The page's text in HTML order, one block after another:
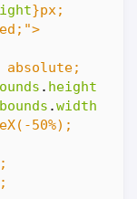
}
. height
bounds .width